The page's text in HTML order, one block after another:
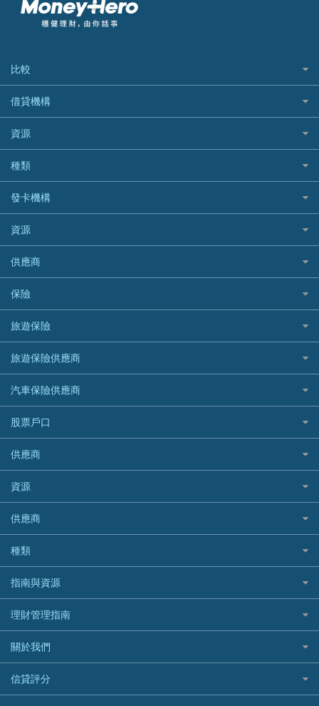
比較
私人貸款比較
稅季/稅務貸款
網上貸款
結餘轉戶(清卡數貸款)
銀行貸款
財務公司貸款
免入息貸款
免TU貸款
急借錢
緊急貸款比較
最佳小額貸款比較
易批必批貸款
24小時貸款
最佳循環貸款
借貸機構
BEA 東亞銀行
BOC 中國銀行
Cashing Pro 優尚信貸
CCB(Asia) 中國建設銀行 (亞洲)
Citibank 花旗銀行
CNCBI 信銀國際
CreFIT 維信
DBS 星展銀行
DSB 大新銀行
HSBC 滙豐銀行貸款
K Cash 貸款
Mox 銀行
National Resources 中潤物業按揭
OCBC 華僑銀行
PrimeCredit 安信信貸
Promise 邦民日本財務
Rabbit Credit月兔信貸
Standard Chartered 渣打銀行
UA 亞洲聯合財務
WeLab Bank
WeLend 貸款
資源
如何申請個人貸款
如何管理個人貸款
個人貸款有用資訊
清卡數貸款教學
循環貸款教學
個人化貸款產品推介 🔥全新
債務重組一覽
供樓利息扣稅
最佳貸款app
種類
網購優惠
精選外幣網購信用卡
尊尚信用卡
公司信用卡
電子錢包信用卡
日本遊信用卡攻略
韓國遊信用卡攻略
台灣遊信用卡攻略
機場貴賓室信用卡
銀聯信用卡
高獎賞信用卡推薦
酒店信用卡
發卡機構
Citibank花旗銀行
AE美國運通
DBS星展銀行
HSBC滙豐銀行
Mox
信銀國際
大新銀行
恒生銀行
Standard Chartered渣打銀行
東亞銀行
SIM
Airwallex信用卡
資源
Black Friday優惠
淘寶付款方式
一田購物優惠日
SOGO感謝祭
HKTVmall優惠碼
交稅優惠
酒店優惠碼
機票優惠碼
供應商
八達通自動增值信用卡
保險
旅遊保險
汽車保險
家居保險
家傭保險
寵物保險
定期人壽保險
危疾保險
年金資訊
樓宇火險
旅遊保險
日本旅遊保險及資訊
泰國旅遊保險及資訊
台灣旅遊保險及資訊
韓國旅遊保險及資訊
歐洲旅遊保險及資訊
越南旅遊保險及資訊
澳洲旅遊保險及資訊
長者嘆世界
家庭親子遊
自駕遊比較
相機有得保
專為孕婦設計的最佳旅遊保險
最佳滑雪旅遊保險
最適合BB的旅遊保險
旅遊保險供應商
AXA 安盛
AIG 美亞
Allianz 安聯
Allied World 世聯
Avo
中國銀行
Bolttech 保特
Blue Cross 藍十字
中國平安
HSBC滙豐銀行
MSIG 三井住友
Prudential 保誠
QBE 昆士蘭
Starr
汽車保險供應商
大新汽車保險
中銀汽車保險
Allianz安聯汽車保險
bolttech保障汽車保險
Zurich蘇黎世汽車保險
QBE昆士蘭汽車保險
平安汽車保險
股票戶口
富途證券
IB盈透證券
老虎證券
uSMART 盈立證券
華盛証券
長橋證券
WeBull微牛證券
漲樂全球通｜華泰國際
OSL
供應商
富途牛牛好唔好？
Webull微牛證券好唔好？
Longbridge長橋證券好唔好？
老虎證券好唔好？
華盛証券好唔好？
漲樂全球通好唔好？
IB盈透證券好唔好？
盈立證券 uSMART 好唔好？
Stashaway好唔好？
資源
股票戶口開戶
證券行邊間好？
港股5隻高息ETF精選
什麼是ETF？
香港30大高息股排行
黃金ETF懶人包
最值得注意的比特幣ETF
選股策略：五步調查攻略
供應商
銀行戶口比較
尊尚銀行戶口
Citi Plus
中信銀行inMotion
Airwallex銀行
種類
定期存款
港元定存
人民幣定存
美元定存
英鎊定存
澳元定存
指南與資源
理財資訊
識慳識賺
債務管理
投資理財
置業安居
理財管理指南
常用相關詞彙
MoneyHero電子報
所有合作銀行或機構
關於我們
服務承諾
網上支援
信貸評分